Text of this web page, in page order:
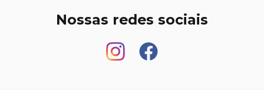
Nossas redes sociais